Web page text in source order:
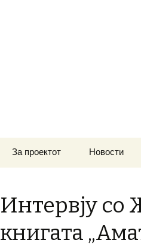
За проектот Новости
Интервју со
книгата